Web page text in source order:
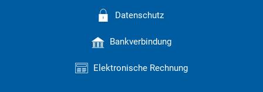
Datenschutz
Bankverbindung
Elektronische Rechnung